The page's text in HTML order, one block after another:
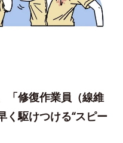
「修復作業員（線維
く駆けつける“スピー